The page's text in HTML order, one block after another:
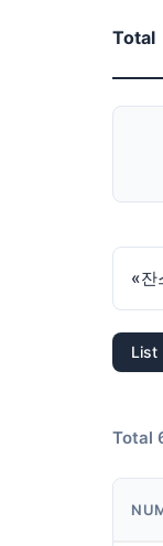
Total
«잔
List
Total